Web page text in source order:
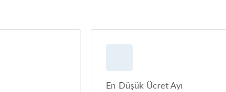
En Düşük Ücret Ayı